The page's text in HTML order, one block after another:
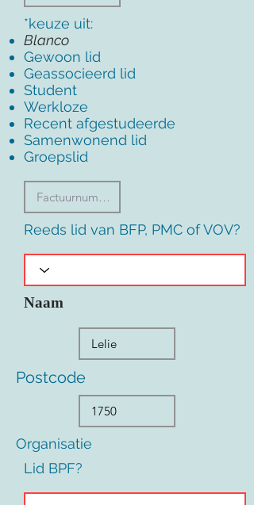
*keuze uit:
Blanco
Gewoon lid
Geassocieerd lid
Student
Werkloze
Recent afgestudeerde
Samenwonend lid
Groepslid
Reeds lid van BFP, PMC of VOV?
Naam
Postcode
Organisatie
Lid BPF?